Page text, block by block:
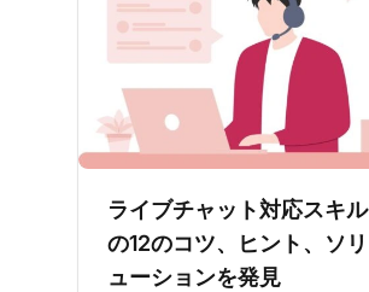
ライブチャット対応スキル
の12のコツ、ヒント、ソリ
ューションを発見